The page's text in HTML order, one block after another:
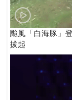
颱風「白海豚」
拔起